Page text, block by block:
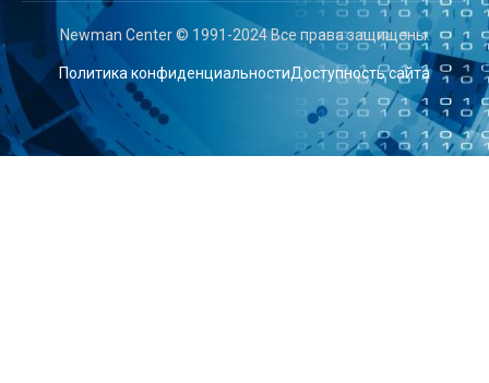
Newman Center © 1991-2024 Все права защищены.
Политика конфиденциальностиДоступность сайта